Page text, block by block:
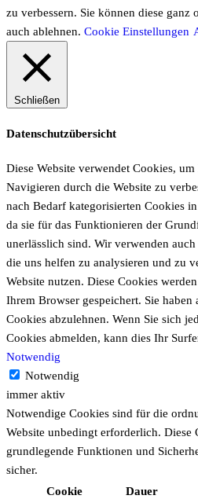
zu verbessern. Sie können diese ganz
auch ablehnen. Cookie Einstellungen
Schließen
Datenschutzübersicht
Diese Website verwendet Cookies,
Navigieren durch die Website zu
nach Bedarf kategorisierten Cookies
da sie für das Funktionieren der
unerlässlich sind. Wir verwenden
die uns helfen zu analysieren und zu
Website nutzen. Diese Cookies
Ihrem Browser gespeichert. Sie haben
Cookies abzulehnen. Wenn Sie sich
Cookies abmelden, kann dies Ihr
Notwendig
Notwendig
immer aktiv
Notwendige Cookies sind für die
Website unbedingt erforderlich. Diese
grundlegende Funktionen und
sicher.
Cookie
Dauer